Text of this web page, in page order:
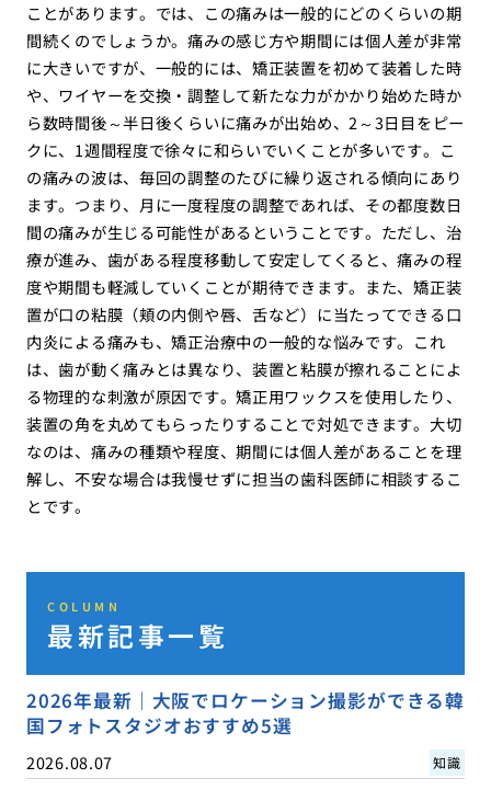
ことがあります。では、この痛みは一般的にどのくらいの期
間続くのでしょうか。痛みの感じ方や期間には個人差が非常
に大きいですが、一般的には、矯正装置を初めて装着した時
や、ワイヤーを交換・調整して新たな力がかかり始めた時か
ら数時間後～半日後くらいに痛みが出始め、2～3日目をピー
クに、1週間程度で徐々に和らいでいくことが多いです。こ
の痛みの波は、毎回の調整のたびに繰り返される傾向にあり
ます。つまり、月に一度程度の調整であれば、その都度数日
間の痛みが生じる可能性があるということです。ただし、治
療が進み、歯がある程度移動して安定してくると、痛みの程
度や期間も軽減していくことが期待できます。また、矯正装
置が口の粘膜（頬の内側や唇、舌など）に当たってできる口
内炎による痛みも、矯正治療中の一般的な悩みです。これ
は、歯が動く痛みとは異なり、装置と粘膜が擦れることによ
る物理的な刺激が原因です。矯正用ワックスを使用したり、
装置の角を丸めてもらったりすることで対処できます。大切
なのは、痛みの種類や程度、期間には個人差があることを理
解し、不安な場合は我慢せずに担当の歯科医師に相談するこ
とです。
COLUMN
最新記事一覧
2026年最新｜大阪でロケーション撮影ができる韓
国フォトスタジオおすすめ5選
2026.08.07 知識